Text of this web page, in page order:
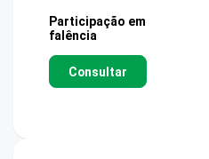
Participação em
falência
Consultar